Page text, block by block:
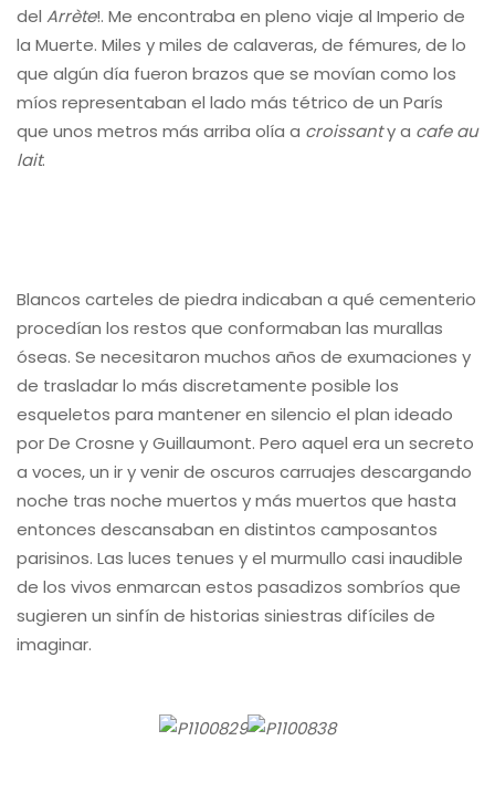
del Arrète!. Me encontraba en pleno viaje al Imperio de
la Muerte. Miles y miles de calaveras, de fémures, de lo
que algún día fueron brazos que se movían como los
míos representaban el lado más tétrico de un París
que unos metros más arriba olía a croissanty a cafe au
lait.
Blancos carteles de piedra indicaban a qué cementerio
procedían los restos que conformaban las murallas
óseas. Se necesitaron muchos años de exumaciones y
de trasladar lo más discretamente posible los
esqueletos para mantener en silencio el plan ideado
por De Crosne y Guillaumont. Pero aquel era un secreto
a voces, un ir y venir de oscuros carruajes descargando
noche tras noche muertos y más muertos que hasta
entonces descansaban en distintos camposantos
parisinos. Las luces tenues y el murmullo casi inaudible
de los vivos enmarcan estos pasadizos sombríos que
sugieren un sinfín de historias siniestras difíciles de
imaginar.